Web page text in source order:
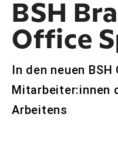
BSH
Office
In den neuen
Mitarbeiter:innen
Arbeitens